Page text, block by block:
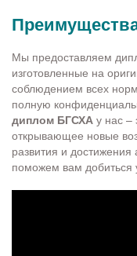
Мы предоставляем
изготовленные на
соблюдением всех
полную
диплом БГСХА у нас –
открывающее новые
развития и
поможем вам добиться